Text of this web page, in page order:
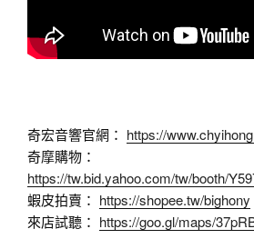
奇宏音響官網： https://
奇摩購物：
https://tw.bid.yahoo.com/tw/booth/
蝦皮拍賣： https://shopee.tw/bighony
來店試聽： https://goo.gl/maps/